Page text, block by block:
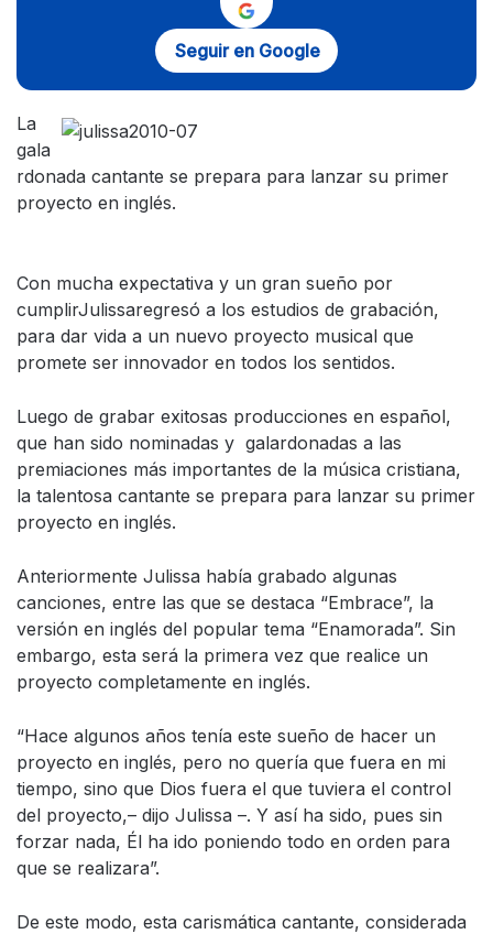
Seguir en Google
La
gala
rdonada cantante se prepara para lanzar su primer
proyecto en inglés.
Con mucha expectativa y un gran sueño por
cumplirJulissaregresó a los estudios de grabación,
para dar vida a un nuevo proyecto musical que
promete ser innovador en todos los sentidos.
Luego de grabar exitosas producciones en español,
que han sido nominadas y galardonadas a las
premiaciones más importantes de la música cristiana,
la talentosa cantante se prepara para lanzar su primer
proyecto en inglés.
Anteriormente Julissa había grabado algunas
canciones, entre las que se destaca “Embrace”, la
versión en inglés del popular tema “Enamorada”. Sin
embargo, esta será la primera vez que realice un
proyecto completamente en inglés.
“Hace algunos años tenía este sueño de hacer un
proyecto en inglés, pero no quería que fuera en mi
tiempo, sino que Dios fuera el que tuviera el control
del proyecto,– dijo Julissa –. Y así ha sido, pues sin
forzar nada, Él ha ido poniendo todo en orden para
que se realizara”.
De este modo, esta carismática cantante, considerada